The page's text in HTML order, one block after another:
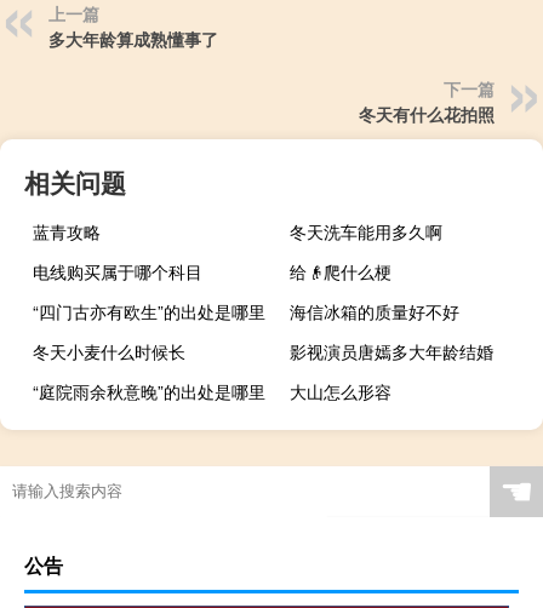
上一篇
多大年龄算成熟懂事了
下一篇
冬天有什么花拍照
相关问题
蓝青攻略
冬天洗车能用多久啊
电线购买属于哪个科目
给👴爬什么梗
“四门古亦有欧生”的出处是哪里
海信冰箱的质量好不好
冬天小麦什么时候长
影视演员唐嫣多大年龄结婚
“庭院雨余秋意晚”的出处是哪里
大山怎么形容
☚
公告